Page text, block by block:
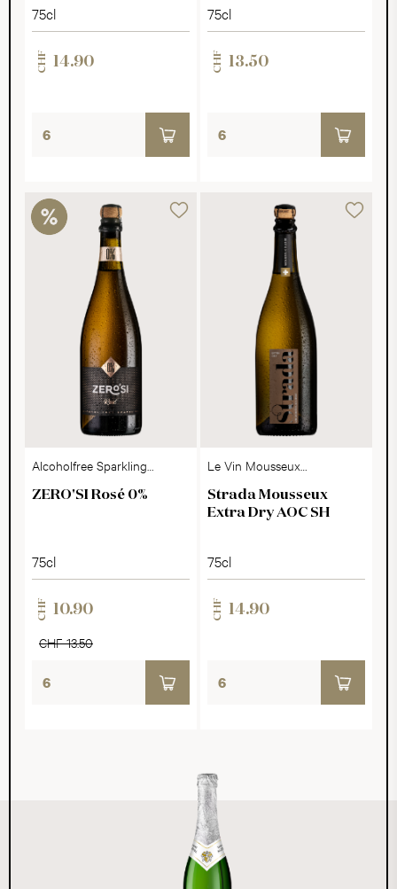
75cl
CHF 14.90
75cl
CHF 13.50
Alcoholfree Sparkling
Dry
ZERO'SI Rosé 0%
75cl
CHF 10.90
CHF 13.50
Le Vin Mousseux
Suisse
Strada Mousseux
Extra Dry AOC SH
75cl
CHF 14.90